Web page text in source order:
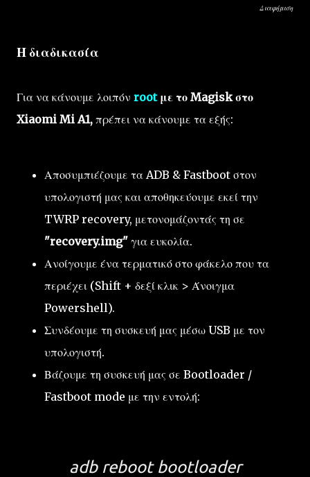
Διαφήμιση
Η διαδικασία
Για να κάνουμε λοιπόν rootμε το Magisk στο
Xiaomi Mi A1, πρέπει να κάνουμε τα εξής:
Αποσυμπιέζουμε τα ADB & Fastboot στον
υπολογιστή μας και αποθηκεύουμε εκεί την
TWRP recovery, μετονομάζοντάς τη σε
"recovery.img" για ευκολία.
Ανοίγουμε ένα τερματικό στο φάκελο που τα
περιέχει (Shift + δεξί κλικ > Άνοιγμα
Powershell).
Συνδέουμε τη συσκευή μας μέσω USB με τον
υπολογιστή.
Βάζουμε τη συσκευή μας σε Bootloader /
Fastboot mode με την εντολή:
adb reboot bootloader